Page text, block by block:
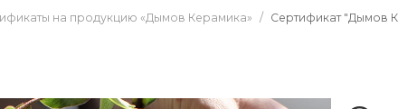
на продукцию «Дымов Керамика» Сертификат "Дымов